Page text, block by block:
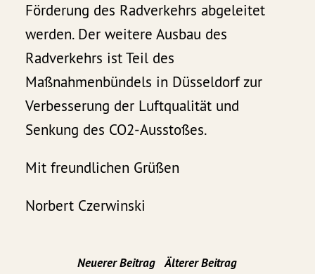
Förderung des Radverkehrs abgeleitet
werden. Der weitere Ausbau des
Radverkehrs ist Teil des
Maßnahmenbündels in Düsseldorf zur
Verbesserung der Luftqualität und
Senkung des CO2-Ausstoßes.
Mit freundlichen Grüßen
Norbert Czerwinski
Neuerer Beitrag Älterer Beitrag